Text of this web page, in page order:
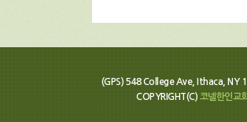
(GPS) 548 College Ave, Ithaca,
COPYRIGHT(C) 코넬한인교